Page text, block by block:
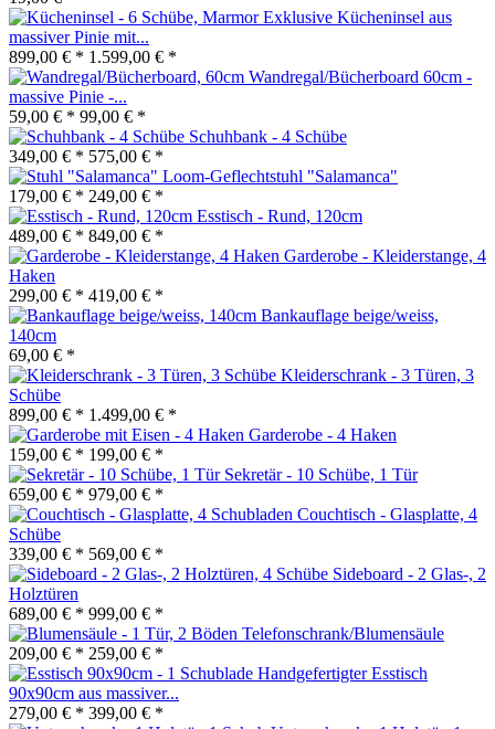
Exklusive Kücheninsel aus
massiver Pinie mit...
899,00 € * 1.599,00 € *
Wandregal/Bücherboard 60cm -
massive Pinie -...
59,00 € * 99,00 € *
Schuhbank - 4 Schübe
349,00 € * 575,00 € *
Loom-Geflechtstuhl "Salamanca"
179,00 € * 249,00 € *
Esstisch - Rund, 120cm
489,00 € * 849,00 € *
Garderobe - Kleiderstange, 4
Haken
299,00 € * 419,00 € *
Bankauflage beige/weiss,
140cm
69,00 € *
Kleiderschrank - 3 Türen, 3
Schübe
899,00 € * 1.499,00 € *
Garderobe - 4 Haken
159,00 € * 199,00 € *
Sekretär - 10 Schübe, 1 Tür
659,00 € * 979,00 € *
Couchtisch - Glasplatte, 4
Schübe
339,00 € * 569,00 € *
Sideboard - 2 Glas-, 2
Holztüren
689,00 € * 999,00 € *
Telefonschrank/Blumensäule
209,00 € * 259,00 € *
Handgefertigter Esstisch
90x90cm aus massiver...
279,00 € * 399,00 € *